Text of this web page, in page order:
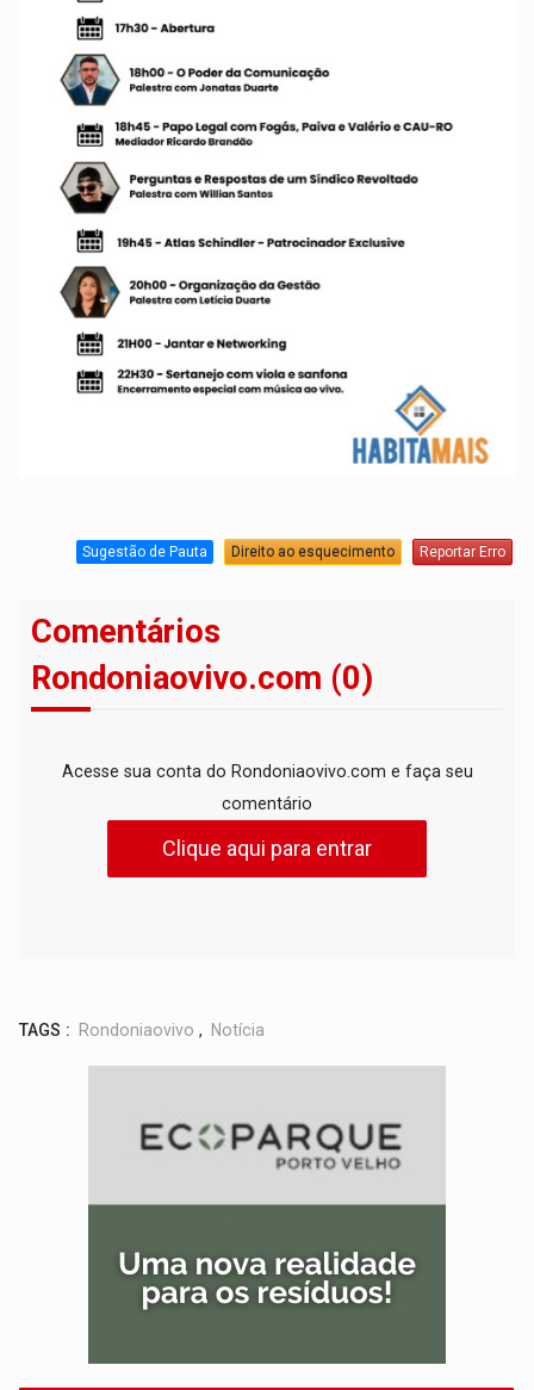
Sugestão de Pauta Direito ao esquecimento Reportar Erro
Comentários
Rondoniaovivo.com (0)
Acesse sua conta do Rondoniaovivo.com e faça seu
comentário
Clique aqui para entrar
TAGS : Rondoniaovivo , Notícia